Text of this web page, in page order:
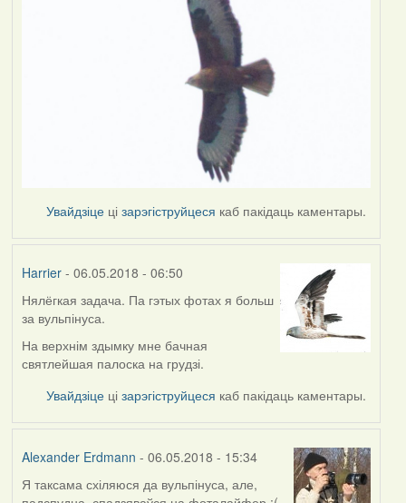
Увайдзіце цізарэгіструйцеся каб пакідаць каментары.
Harrier- 06.05.2018 - 06:50
Нялёгкая задача. Па гэтых фотах я больш
за вульпінуса.
На верхнім здымку мне бачная
святлейшая палоска на грудзі.
Увайдзіце цізарэгіструйцеся каб пакідаць каментары.
Alexander Erdmann - 06.05.2018 - 15:34
In
Я таксама схіляюся да вульпінуса, але,